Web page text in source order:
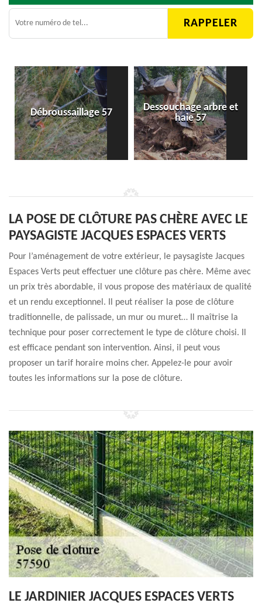
Débroussaillage 57
Dessouchage arbre et
haie 57
LA POSE DE CLÔTURE PAS CHÈRE AVEC LE
PAYSAGISTE JACQUES ESPACES VERTS
Pour l’aménagement de votre extérieur, le paysagiste Jacques
Espaces Verts peut effectuer une clôture pas chère. Même avec
un prix très abordable, il vous propose des matériaux de qualité
et un rendu exceptionnel. Il peut réaliser la pose de clôture
traditionnelle, de palissade, un mur ou muret… Il maîtrise la
technique pour poser correctement le type de clôture choisi. Il
est efficace pendant son intervention. Ainsi, il peut vous
proposer un tarif horaire moins cher. Appelez-le pour avoir
toutes les informations sur la pose de clôture.
LE JARDINIER JACQUES ESPACES VERTS